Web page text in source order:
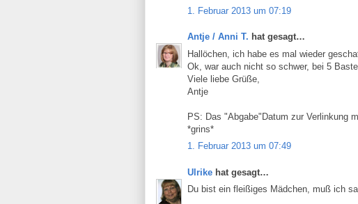
1. Februar 2013 um 07:19
Antje / Anni T. hat gesagt…
Hallöchen, ich habe es mal wieder
Ok, war auch nicht so schwer, bei 5
Viele liebe Grüße,
Antje
PS: Das "Abgabe"Datum zur Verlinkung
*grins*
1. Februar 2013 um 07:49
Ulrike hat gesagt…
Du bist ein fleißiges Mädchen, muß ich